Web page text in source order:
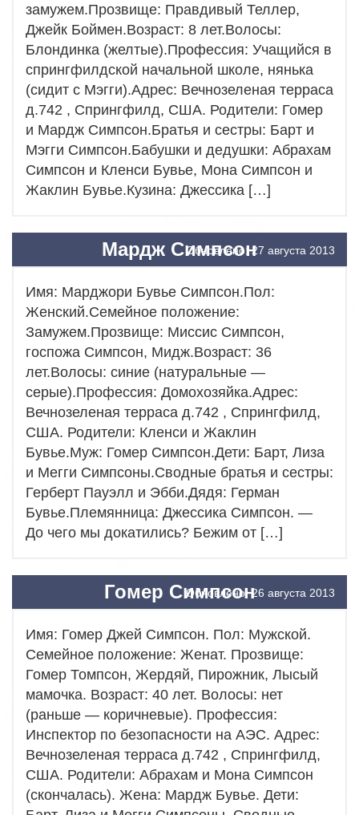
замужем.Прозвище: Правдивый Теллер,
Джейк Боймен.Возраст: 8 лет.Волосы:
Блондинка (желтые).Профессия: Учащийся в
спрингфилдской начальной школе, нянька
(сидит с Мэгги).Адрес: Вечнозеленая терраса
д.742 , Спрингфилд, США. Родители: Гомер
и Мардж Симпсон.Братья и сестры: Барт и
Мэгги Симпсон.Бабушки и дедушки: Абрахам
Симпсон и Кленси Бувье, Мона Симпсон и
Жаклин Бувье.Кузина: Джессика […]
Мардж СимпсонОбновлено: 27 августа 2013
Имя: Марджори Бувье Симпсон.Пол:
Женский.Семейное положение:
Замужем.Прозвище: Миссис Симпсон,
госпожа Симпсон, Мидж.Возраст: 36
лет.Волосы: синие (натуральные —
серые).Профессия: Домохозяйка.Адрес:
Вечнозеленая терраса д.742 , Спрингфилд,
США. Родители: Кленси и Жаклин
Бувье.Муж: Гомер Симпсон.Дети: Барт, Лиза
и Мегги Симпсоны.Сводные братья и сестры:
Герберт Пауэлл и Эбби.Дядя: Герман
Бувье.Племянница: Джессика Симпсон. —
До чего мы докатились? Бежим от […]
Гомер СимпсонОбновлено: 26 августа 2013
Имя: Гомер Джей Симпсон. Пол: Мужской.
Семейное положение: Женат. Прозвище:
Гомер Томпсон, Жердяй, Пирожник, Лысый
мамочка. Возраст: 40 лет. Волосы: нет
(раньше — коричневые). Профессия:
Инспектор по безопасности на АЭС. Адрес:
Вечнозеленая терраса д.742 , Спрингфилд,
США. Родители: Абрахам и Мона Симпсон
(скончалась). Жена: Мардж Бувье. Дети: